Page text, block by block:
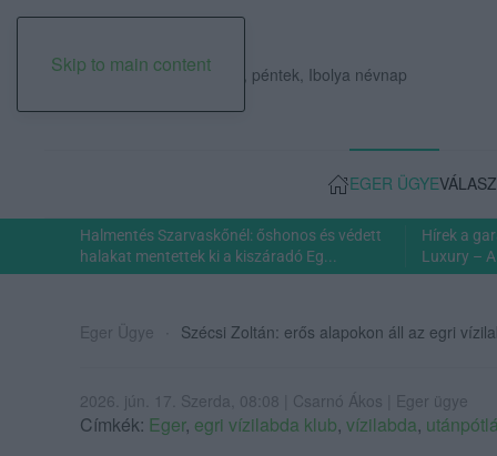
Skip to main content
2026. augusztus 07., péntek, Ibolya névnap
EGER ÜGYE
Halmentés Szarvaskőnél: őshonos és védett
halakat mentettek ki a kiszáradó Eg...
Hírek a
Luxury –
Eger Ügye Szécsi Zoltán: erős alapokon áll az egri
2026. jún. 17. Szerda, 08:08 | Csarnó Ákos | Eger ügye
Címkék: Eger, egri vízilabda klub, vízilabda,